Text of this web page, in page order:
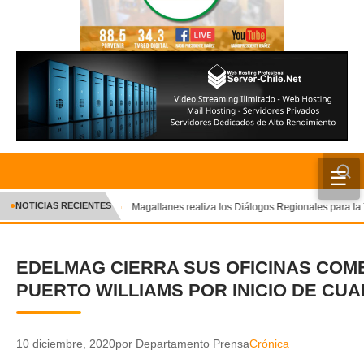
☰
INICIO
CRÓNICA
DEPORTES
POLICIAL
✕
●NOTICIAS RECIENTES Magallanes realiza los Diálogos Regionales para la
EDELMAG CIERRA SUS OFICINAS
PUERTO WILLIAMS POR INICIO DE
10 diciembre, 2020por Departamento PrensaCrónica